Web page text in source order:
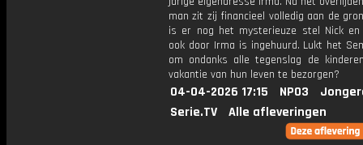
man zit zij financieel volledig aan de
is er nog het mysterieuze stel Nick
ook door Irma is ingehuurd. Lukt het
om ondanks alle tegenslag de
vakantie van hun leven te bezorgen?
04-04-2026 17:15 NPO3
Serie.TV
Alle afleveringen